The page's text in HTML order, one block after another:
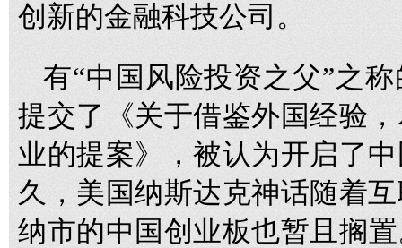
创新的金融科技公司。
有“中国风险投资之父”之
提交了《关于借鉴外国经验
业的提案》，被认为开启了
久，美国纳斯达克神话随着
纳市的中国创业板也暂且搁